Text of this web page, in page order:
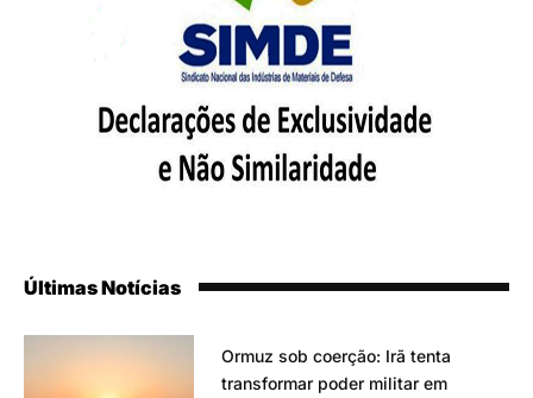
Últimas Notícias
Ormuz sob coerção: Irã tenta
transformar poder militar em